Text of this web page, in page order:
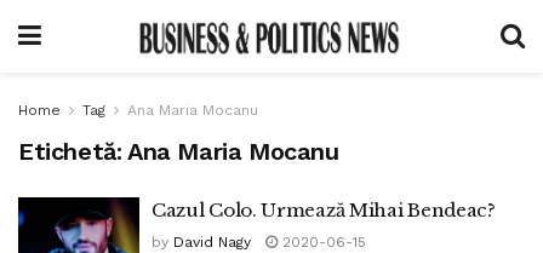
Home Tag Ana Maria Mocanu
Etichetă: Ana Maria Mocanu
Cazul Colo. Urmează Mihai Bendeac?
by David Nagy 2020-06-15